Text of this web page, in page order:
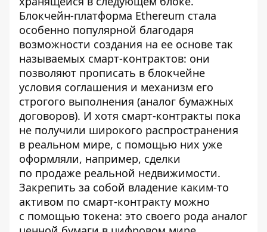
Блокчейн-платформа Ethereum стала
особенно популярной благодаря
возможности создания на ее основе так
называемых смарт-контрактов: они
позволяют прописать в блокчейне
условия соглашения и механизм его
строгого выполнения (аналог бумажных
договоров). И хотя смарт-контракты пока
не получили широкого распространения
в реальном мире, с помощью них уже
оформляли, например, сделки
по продаже реальной недвижимости.
Закрепить за собой владение каким-то
активом по смарт-контракту можно
с помощью токена: это своего рода аналог